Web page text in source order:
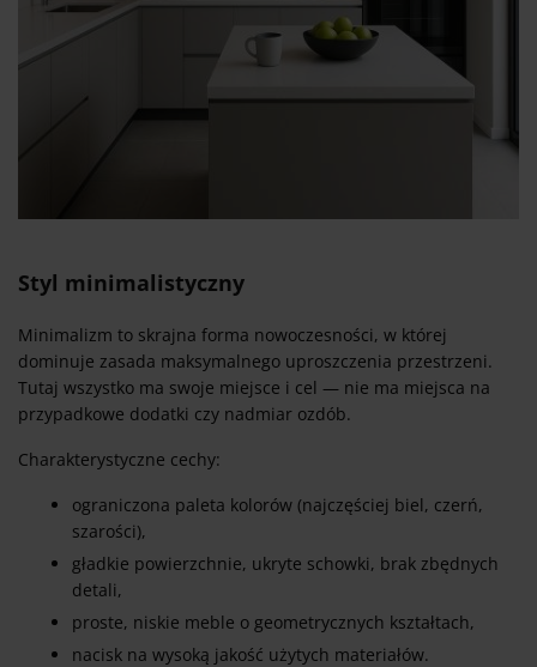
Styl minimalistyczny
Minimalizm to skrajna forma nowoczesności, w której
dominuje zasada maksymalnego uproszczenia przestrzeni.
Tutaj wszystko ma swoje miejsce i cel — nie ma miejsca na
przypadkowe dodatki czy nadmiar ozdób.
Charakterystyczne cechy:
ograniczona paleta kolorów (najczęściej biel, czerń,
szarości),
gładkie powierzchnie, ukryte schowki, brak zbędnych
detali,
proste, niskie meble o geometrycznych kształtach,
nacisk na wysoką jakość użytych materiałów.